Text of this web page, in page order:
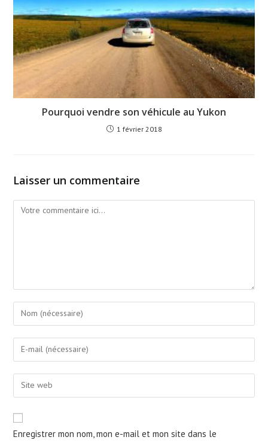
Pourquoi vendre son véhicule au Yukon
1 février 2018
Laisser un commentaire
Enregistrer mon nom, mon e-mail et mon site dans le